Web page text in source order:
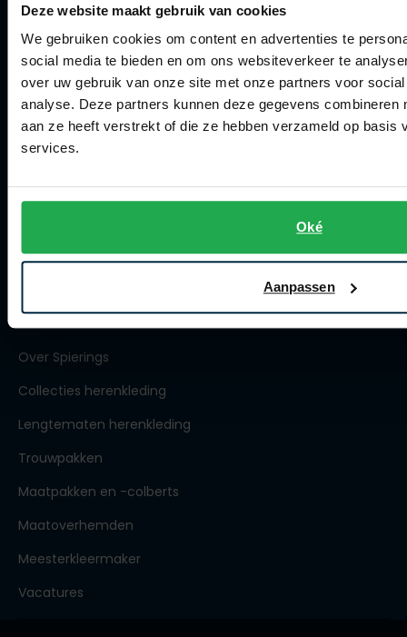
Deze website maakt gebruik van cookies
We gebruiken cookies om content en advertenties te
social media te bieden en om ons websiteverkeer te
over uw gebruik van onze site met onze partners voor
analyse. Deze partners kunnen deze gegevens combineren
aan ze heeft verstrekt of die ze hebben verzameld op basis
services.
Oké
Aanpassen
Klachtenafhandeling
Actievoorwaarden
Artikelonderhoud
Winkel
Openingstijden
Contact webshop
Spierings Herenmode
Over Spierings
Collecties herenkleding
Lengtematen herenkleding
Trouwpakken
Maatpakken en -colberts
Maatoverhemden
Meesterkleermaker
Vacatures